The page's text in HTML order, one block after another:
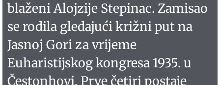
blaženi Alojzije Stepinac. Zamisao
se rodila gledajući križni put na
Jasnoj Gori za vrijeme
Euharistijskog kongresa 1935. u
Čestonhovi. Prve četiri postaje